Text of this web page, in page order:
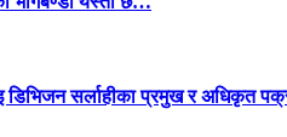
सर्लाहीका प्रमुख र अधिकृत